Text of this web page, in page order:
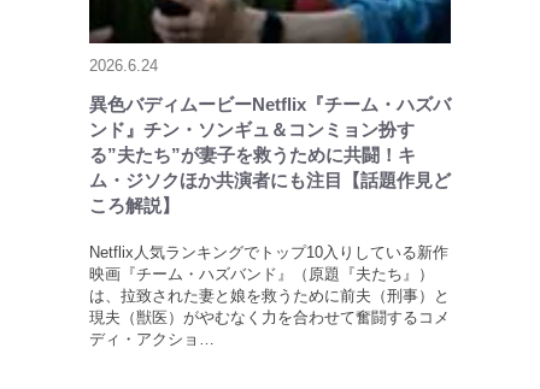
2026.6.24
異色バディムービーNetflix『チーム・ハズバ
ンド』チン・ソンギュ＆コンミョン扮す
る”夫たち”が妻子を救うために共闘！キ
ム・ジソクほか共演者にも注目【話題作見ど
ころ解説】
Netflix人気ランキングでトップ10入りしている新作
映画『チーム・ハズバンド』（原題『夫たち』）
は、拉致された妻と娘を救うために前夫（刑事）と
現夫（獣医）がやむなく力を合わせて奮闘するコメ
ディ・アクショ…